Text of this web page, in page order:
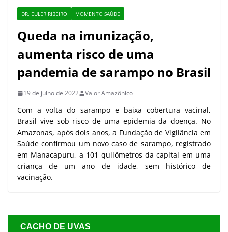
DR. EULER RIBEIRO MOMENTO SAÚDE
Queda na imunização,
aumenta risco de uma
pandemia de sarampo no Brasil
19 de julho de 2022 Valor Amazônico
Com a volta do sarampo e baixa cobertura vacinal,
Brasil vive sob risco de uma epidemia da doença. No
Amazonas, após dois anos, a Fundação de Vigilância em
Saúde confirmou um novo caso de sarampo, registrado
em Manacapuru, a 101 quilômetros da capital em uma
criança de um ano de idade, sem histórico de
vacinação.
CACHO DE UVAS